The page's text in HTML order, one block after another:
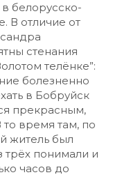
в белорусско-
В отличие от
стенания
телёнке”:
болезненно
в Бобруйск
прекрасным,
то время там, по
житель был
трёх понимали и
часов до